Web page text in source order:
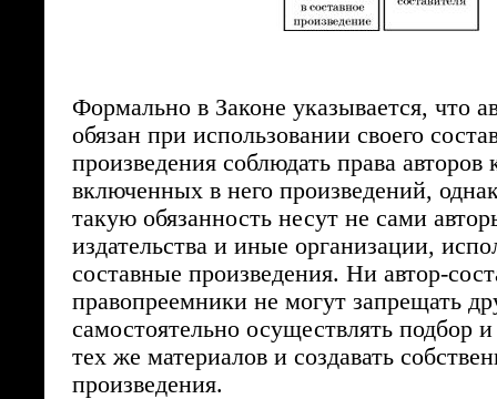
Формально в Законе указывается, что
обязан при использовании своего
произведения соблюдать права авторов
включенных в него произведений,
такую обязанность несут не сами
издательства и иные организации,
составные произведения. Ни автор-
правопреемники не могут запрещать
самостоятельно осуществлять подбор
тех же материалов и создавать
произведения.